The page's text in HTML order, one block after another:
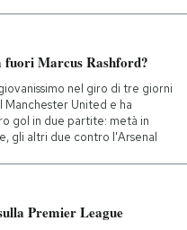
fuori Marcus Rashford?
nel giro di tre giorni
Manchester United e ha
gol in due partite: metà in
gli altri due contro l'Arsenal
Premier League